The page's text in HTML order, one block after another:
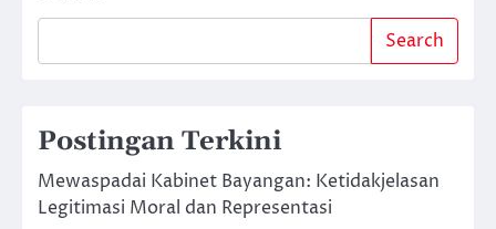
Search
Postingan Terkini
Mewaspadai Kabinet Bayangan: Ketidakjelasan
Legitimasi Moral dan Representasi